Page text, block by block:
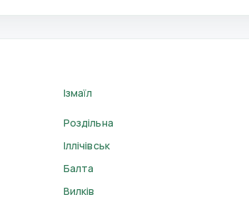
Ізмаїл
Роздільна
Іллічівськ
Балта
Вилків